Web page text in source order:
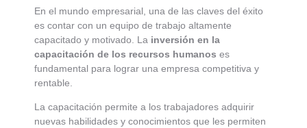
En el mundo empresarial, una de las claves del éxito
es contar con un equipo de trabajo altamente
capacitado y motivado. La inversión en la
capacitación de los recursos humanos es
fundamental para lograr una empresa competitiva y
rentable.
La capacitación permite a los trabajadores adquirir
nuevas habilidades y conocimientos que les permiten